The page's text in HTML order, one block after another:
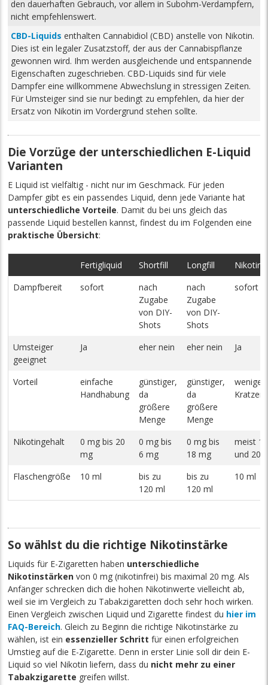
den dauerhaften Gebrauch, vor allem in Subohm-Verdampfern,
nicht empfehlenswert.
CBD-Liquids enthalten Cannabidiol (CBD) anstelle von Nikotin.
Dies ist ein legaler Zusatzstoff, der aus der Cannabispflanze
gewonnen wird. Ihm werden ausgleichende und entspannende
Eigenschaften zugeschrieben. CBD-Liquids sind für viele
Dampfer eine willkommene Abwechslung in stressigen Zeiten.
Für Umsteiger sind sie nur bedingt zu empfehlen, da hier der
Ersatz von Nikotin im Vordergrund stehen sollte.
Die Vorzüge der unterschiedlichen E-Liquid
Varianten
E Liquid ist vielfältig - nicht nur im Geschmack. Für jeden
Dampfer gibt es ein passendes Liquid, denn jede Variante hat
unterschiedliche Vorteile. Damit du bei uns gleich das
passende Liquid bestellen kannst, findest du im Folgenden eine
praktische Übersicht:
Fertigliquid Shortfill Longfill
Dampfbereit
sofort
nach
Zugabe
von DIY-
Shots
nach
Zugabe
von DIY-
Shots
sofort
Umsteiger
geeignet
Ja eher nein eher nein Ja
Vorteil
einfache
Handhabung
günstiger,
da
größere
Menge
günstiger,
da
größere
Menge
weniger
Kratzen
Nikotingehalt
0 mg bis 20
mg
0 mg bis
6 mg
0 mg bis
18 mg
meist
und 20
Flaschengröße
10 ml
bis zu
120 ml
bis zu
120 ml
10 ml
So wählst du die richtige Nikotinstärke
Liquids für E-Zigaretten haben unterschiedliche
Nikotinstärken von 0 mg (nikotinfrei) bis maximal 20 mg. Als
Anfänger schrecken dich die hohen Nikotinwerte vielleicht ab,
weil sie im Vergleich zu Tabakzigaretten doch sehr hoch wirken.
Einen Vergleich zwischen Liquid und Zigarette findest du hier im
FAQ-Bereich. Gleich zu Beginn die richtige Nikotinstärke zu
wählen, ist ein essenzieller Schritt für einen erfolgreichen
Umstieg auf die E-Zigarette. Denn in erster Linie soll dir dein E-
Liquid so viel Nikotin liefern, dass du nicht mehr zu einer
Tabakzigarette greifen willst.